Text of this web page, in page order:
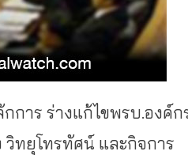
การ ร่างแก้ไขพรบ.องค์ก
วิทยุโทรทัศน์ และกิจการ